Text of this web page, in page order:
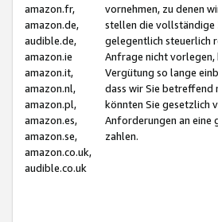
amazon.fr,
amazon.de,
audible.de,
amazon.ie
amazon.it,
amazon.nl,
amazon.pl,
amazon.es,
amazon.se,
amazon.co.uk,
audible.co.uk
vornehmen, zu denen
stellen die vollständige
gelegentlich steuerlich
Anfrage nicht vorlegen,
Vergütung so lange
dass wir Sie betreffend
könnten Sie gesetzlich
Anforderungen an eine
zahlen.